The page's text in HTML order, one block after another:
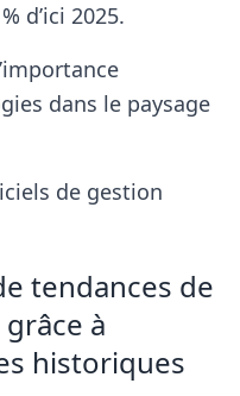
d’ici 2025.
dans le paysage
de gestion
tendances de
à
historiques